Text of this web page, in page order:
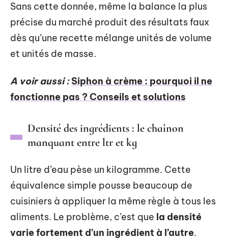
Sans cette donnée, même la balance la plus
précise du marché produit des résultats faux
dès qu’une recette mélange unités de volume
et unités de masse.
A voir aussi : Siphon à crème : pourquoi il ne
fonctionne pas ? Conseils et solutions
Densité des ingrédients : le chaînon
manquant entre ltr et kg
Un litre d’eau pèse un kilogramme. Cette
équivalence simple pousse beaucoup de
cuisiniers à appliquer la même règle à tous les
aliments. Le problème, c’est que la densité
varie fortement d’un ingrédient à l’autre.